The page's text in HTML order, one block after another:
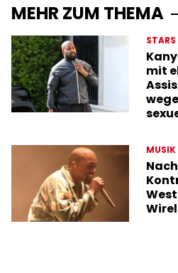
MEHR ZUM THEMA
STARS
mit
MUSIK